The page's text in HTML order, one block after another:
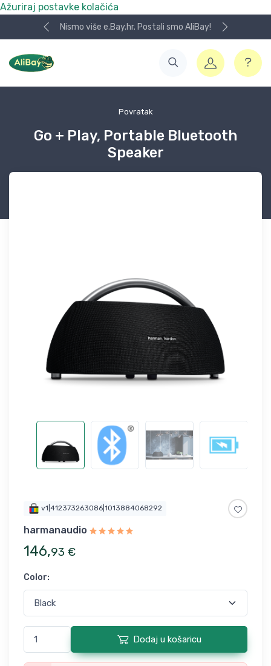
Ažuriraj postavke kolačića
Nismo više e.Bay.hr. Postali smo AliBay!
Povratak
Go + Play, Portable Bluetooth
Speaker
v1|412373263086|1013884068292
harmanaudio
146,93 €
Color:
Dodaj u košaricu